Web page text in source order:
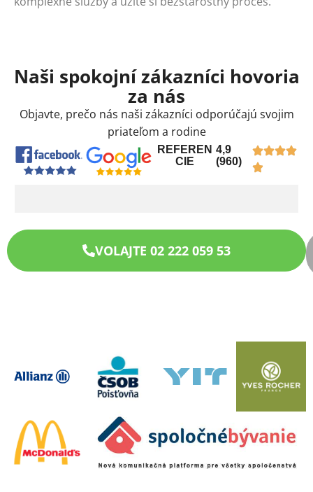
Naši spokojní zákazníci hovoria
za nás
Objavte, prečo nás naši zákazníci odporúčajú svojim
priateľom a rodine
REFEREN
CIE
4,9
(960)
VOLAJTE 02 222 059 53